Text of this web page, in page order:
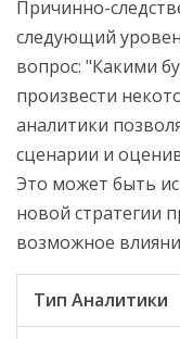
Причинно-
следующий
вопрос: "Какими
произвести
аналитики
сценарии и
Это может быть
новой стратегии
возможное
Тип Аналитики